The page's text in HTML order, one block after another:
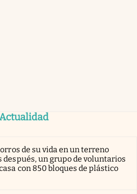
de su vida en un terreno
después, un grupo de voluntarios
con 850 bloques de plástico